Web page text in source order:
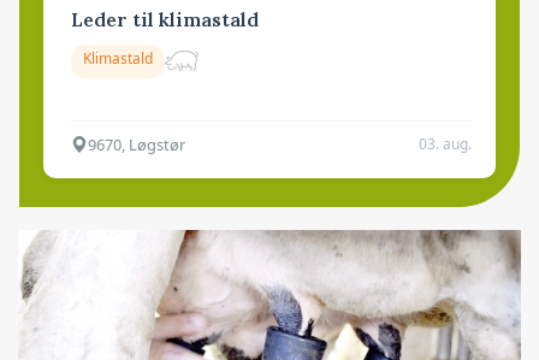
Leder til klimastald
Klimastald
9670, Løgstør 03. aug.